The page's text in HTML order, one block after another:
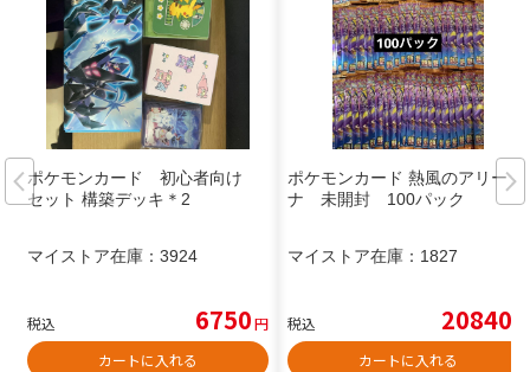
ポケモンカード 初心者向け
セット 構築デッキ＊2
マイストア在庫： 3924
税込 6750円
カートに入れる
ポケモンカード 熱風のアリー
ナ 未開封 100パック
マイストア在庫： 1827
税込 20840
カートに入れる